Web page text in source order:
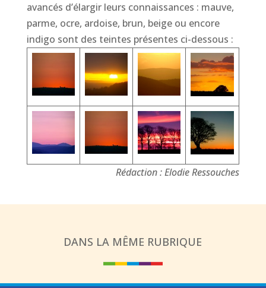
avancés d’élargir leurs connaissances : mauve,
parme, ocre, ardoise, brun, beige ou encore
indigo sont des teintes présentes ci-dessous :
Rédaction : Elodie Ressouches
DANS LA MÊME RUBRIQUE